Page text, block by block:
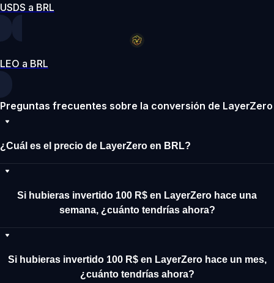
USDS a BRL
LEO a BRL
Preguntas frecuentes sobre la conversión de LayerZero
¿Cuál es el precio de LayerZero en BRL?
Si hubieras invertido 100 R$ en LayerZero hace una
semana, ¿cuánto tendrías ahora?
Si hubieras invertido 100 R$ en LayerZero hace un mes,
¿cuánto tendrías ahora?